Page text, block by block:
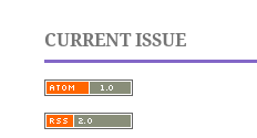
CURRENT ISSUE